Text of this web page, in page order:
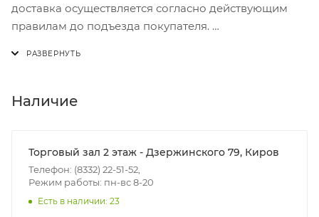
доставка осуществляется согласно действующим
правилам до подъезда покупателя.
В субботу с 8:00 до 15:00
- зоны доставки;
- веса и габаритов товаров в заказе;
- количества торговых точек для погрузки товаров.
Наличие
Торговый зал 2 этаж - Дзержинского 79, Киров
Телефон: (8332) 22-51-52,
Режим работы: пн-вс 8-20
Есть в наличии: 23